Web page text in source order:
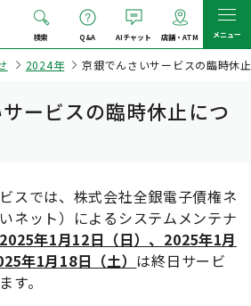
検索 Q&A AIチャット 店舗・ATM メニュー
2024年 京銀でんさいサービスの臨時休
ービスの臨時休止につ
スでは、株式会社全銀電子債権ネ
ネット）によるシステムメンテナ
2025年1月12日（日）、2025年1月
年1月18日（土） は終日サービ
す。